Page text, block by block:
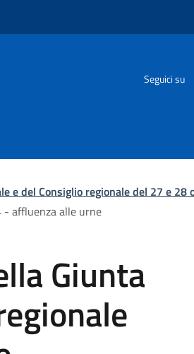
Seguici su
e del Consiglio regionale del 27 e
- affluenza alle urne
Giunta